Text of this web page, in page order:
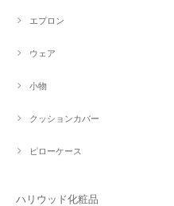
エプロン
ウェア
小物
クッションカバー
ピローケース
ハリウッド化粧品